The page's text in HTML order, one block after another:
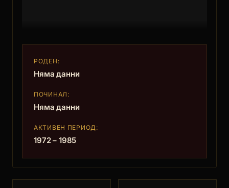
РОДЕН:
Няма данни
ПОЧИНАЛ:
Няма данни
АКТИВЕН ПЕРИОД:
1972 – 1985